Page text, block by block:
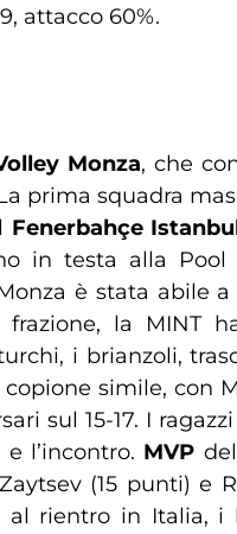
attacco 60%.
Monza, che
prima squadra
Fenerbahçe
in testa alla
è stata abile
la MINT
i brianzoli,
simile, con
sul 15-17. I
l’incontro. MVP
(15 punti) e
rientro in Italia, i